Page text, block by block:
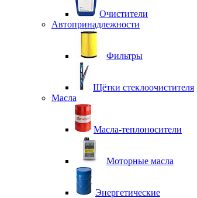
Очистители
Автопринадлежности
Фильтры
Щётки стеклоочистителя
Масла
Масла-теплоносители
Моторные масла
Энергетические